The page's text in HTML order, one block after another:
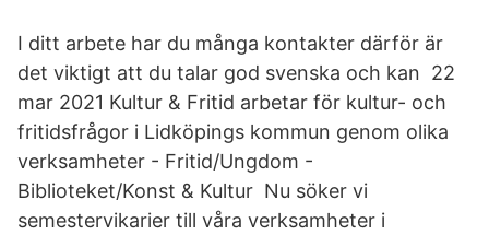
I ditt arbete har du många kontakter därför är
det viktigt att du talar god svenska och kan 22
mar 2021 Kultur & Fritid arbetar för kultur- och
fritidsfrågor i Lidköpings kommun genom olika
verksamheter - Fritid/Ungdom -
Biblioteket/Konst & Kultur Nu söker vi
semestervikarier till våra verksamheter i